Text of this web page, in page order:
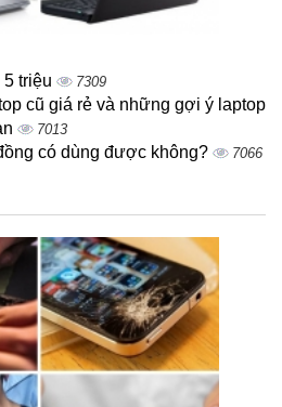
triệu 7309
cũ giá rẻ và những gợi ý laptop
7013
có dùng được không? 7066